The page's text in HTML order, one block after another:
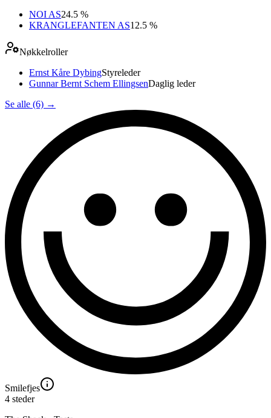
NOI AS24.5 %
KRANGLEFANTEN AS12.5 %
Nøkkelroller
Ernst Kåre DybingStyreleder
Gunnar Bernt Schem EllingsenDaglig leder
Se alle (6) →
Smilefjes
4 steder